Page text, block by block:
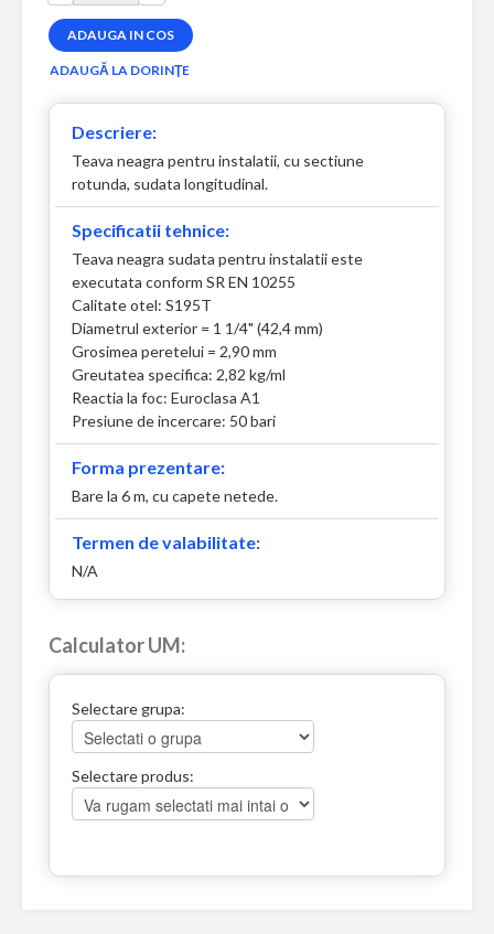
Descriere:
Teava neagra pentru instalatii, cu sectiune
rotunda, sudata longitudinal.
Specificatii tehnice:
Teava neagra sudata pentru instalatii este
executata conform SR EN 10255
Calitate otel: S195T
Diametrul exterior = 1 1/4" (42,4 mm)
Grosimea peretelui = 2,90 mm
Greutatea specifica: 2,82 kg/ml
Reactia la foc: Euroclasa A1
Presiune de incercare: 50 bari
Forma prezentare:
Bare la 6 m, cu capete netede.
Termen de valabilitate:
N/A
Calculator UM:
Selectare grupa:
Selectare produs: